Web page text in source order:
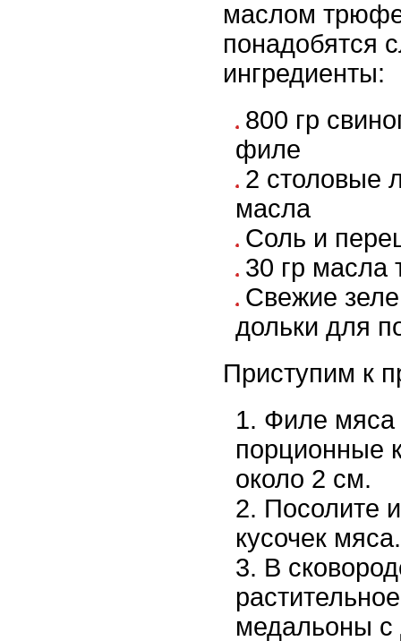
маслом
понадобятся
ингредиенты:
800 гр
филе
2 столовые
масла
Соль и
30 гр
Свежие
дольки для
Приступим к
Филе мяса
порционные
около 2 см.
Посолите
кусочек мяса.
В
медальоны с